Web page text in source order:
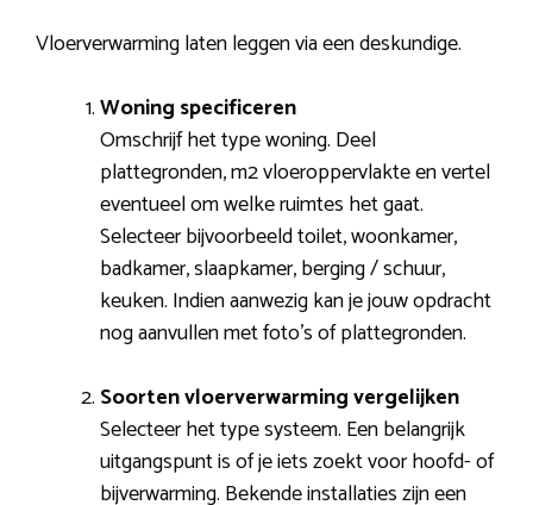
Vloerverwarming laten leggen via een deskundige.
Woning specificeren
Omschrijf het type woning. Deel
plattegronden, m2 vloeroppervlakte en vertel
eventueel om welke ruimtes het gaat.
Selecteer bijvoorbeeld toilet, woonkamer,
badkamer, slaapkamer, berging / schuur,
keuken. Indien aanwezig kan je jouw opdracht
nog aanvullen met foto’s of plattegronden.
Soorten vloerverwarming vergelijken
Selecteer het type systeem. Een belangrijk
uitgangspunt is of je iets zoekt voor hoofd- of
bijverwarming. Bekende installaties zijn een